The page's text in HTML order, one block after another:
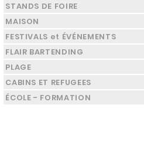
STANDS DE FOIRE
MAISON
FESTIVALS et ÉVÉNEMENTS
FLAIR BARTENDING
PLAGE
CABINS ET REFUGEES
ÉCOLE - FORMATION